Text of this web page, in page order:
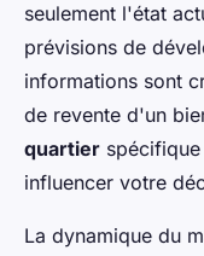
seulement l'état
prévisions de
informations sont
de revente d'un
quartier
influencer votre
La dynamique du